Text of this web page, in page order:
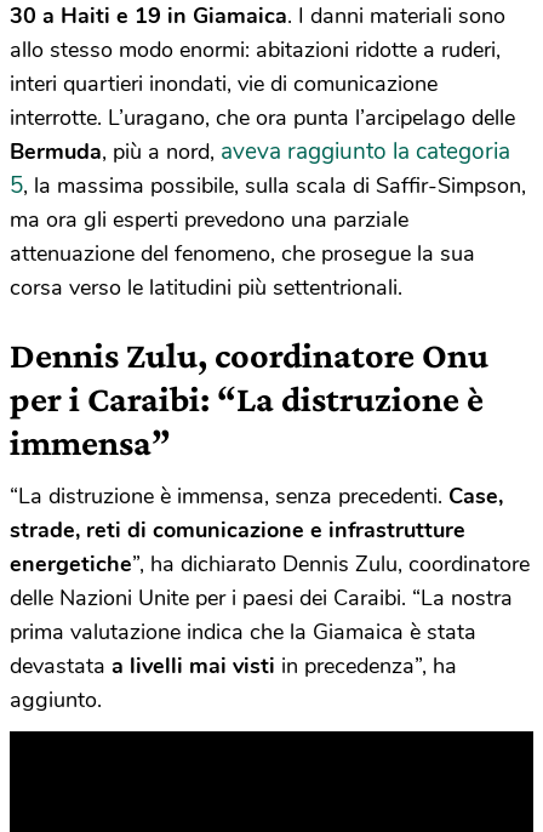
30 a Haiti e 19 in Giamaica. I danni materiali sono
allo stesso modo enormi: abitazioni ridotte a ruderi,
interi quartieri inondati, vie di comunicazione
interrotte. L’uragano, che ora punta l’arcipelago delle
Bermuda, più a nord, aveva raggiunto la categoria
5, la massima possibile, sulla scala di Saffir-Simpson,
ma ora gli esperti prevedono una parziale
attenuazione del fenomeno, che prosegue la sua
corsa verso le latitudini più settentrionali.
Dennis Zulu, coordinatore Onu
per i Caraibi: “La distruzione è
immensa”
“La distruzione è immensa, senza precedenti. Case,
strade, reti di comunicazione e infrastrutture
energetiche”, ha dichiarato Dennis Zulu, coordinatore
delle Nazioni Unite per i paesi dei Caraibi. “La nostra
prima valutazione indica che la Giamaica è stata
devastata a livelli mai visti in precedenza”, ha
aggiunto.